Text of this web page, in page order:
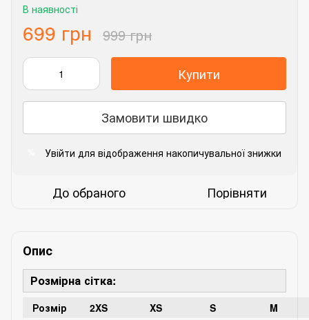
В наявності
699 грн 999 грн
Купити
Замовити швидко
Увійти для відображення накопичувальної знижки
До обраного Порівняти
Опис
Розмірна сітка:
Розмір 2XS XS S
M